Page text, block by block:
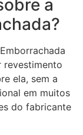
a
revestimento
ela, sem a
em muitos
do fabricante